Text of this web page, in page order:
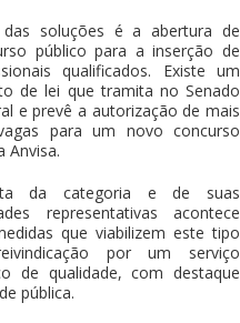
soluções é a abertura de
público para a inserção de
qualificados. Existe um
de lei que tramita no Senado
e prevê a autorização de mais
para um novo concurso
Anvisa.
da categoria e de suas
representativas acontece
que viabilizem este tipo
por um serviço
de qualidade, com destaque
pública.